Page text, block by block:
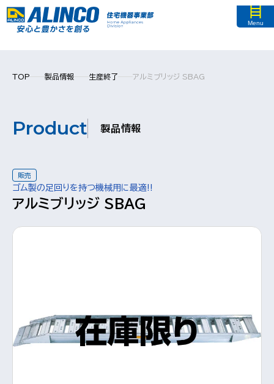
Menu
TOP 製品情報 生産終了 アルミブリッジ SBAG
Product 製品情報
販売
ゴム製の足回りを持つ機械用に最適!!
アルミブリッジ SBAG